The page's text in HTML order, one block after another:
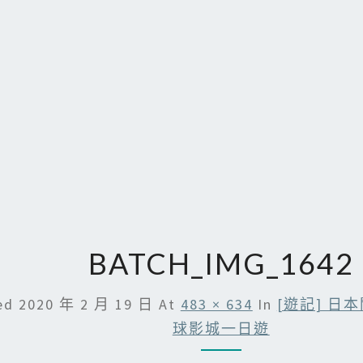
BATCH_IMG_1642
2020 年 2 月 19 日 At 483 × 634 In [遊記] 日本
球影城一日遊